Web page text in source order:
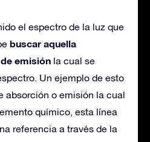
el espectro de la luz que
buscar aquella
emisión la cual se
Un ejemplo de esto
absorción o emisión la cual
químico, esta línea
referencia a través de la